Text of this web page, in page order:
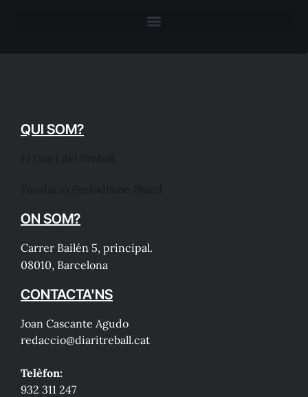
QUI SOM?
ON SOM?
Carrer Bailén 5, principal.
08010, Barcelona
CONTACTA'NS
Joan Cascante Agudo
redaccio@diaritreball.cat
Telèfon:
932 311 247